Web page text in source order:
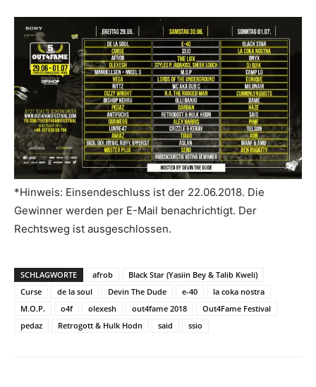
*Hinweis: Einsendeschluss ist der 22.06.2018. Die
Gewinner werden per E-Mail benachrichtigt. Der
Rechtsweg ist ausgeschlossen.
SCHLAGWORTE afrob
Black Star (Yasiin Bey & Talib Kweli)
Curse
de la soul Devin The Dude e-40
la coka nostra
M.O.P.
o4f olexesh out4fame 2018
Out4Fame Festival
pedaz
Retrogott & Hulk Hodn said ssio